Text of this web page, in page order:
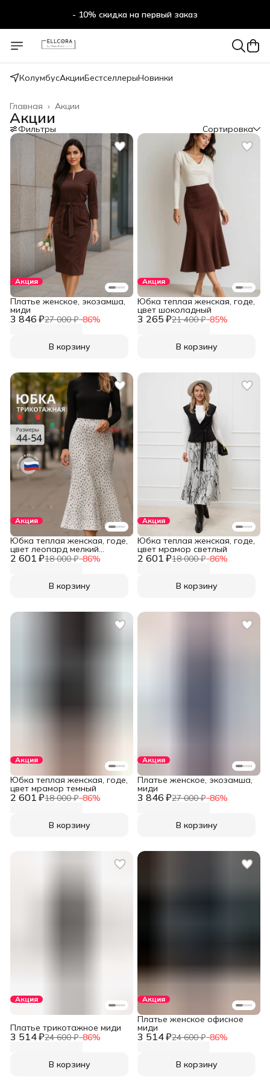
- 10% скидка на первый заказ
КолумбусАкцииБестселлерыНовинки
Акции
Главная ›
Акции
Фильтры Сортировка
Акция
3 846 ₽27 000 ₽−86%
Платье женское, экозамша,
миди
В корзину
Акция
3 265 ₽21 400 ₽−85%
Юбка теплая женская, годе,
цвет шоколадный
В корзину
Акция
2 601 ₽18 000 ₽−86%
Юбка теплая женская, годе,
цвет леопард мелкий
бежевый
В корзину
Акция
2 601 ₽18 000 ₽−86%
Юбка теплая женская, годе,
цвет мрамор светлый
В корзину
Акция
2 601 ₽18 000 ₽−86%
Юбка теплая женская, годе,
цвет мрамор темный
В корзину
Акция
3 846 ₽27 000 ₽−86%
Платье женское, экозамша,
миди
В корзину
Акция
3 514 ₽24 600 ₽−86%
Платье трикотажное миди
В корзину
Акция
3 514 ₽24 600 ₽−86%
Платье женское офисное
миди
В корзину